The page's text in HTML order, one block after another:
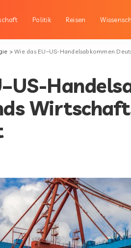
Politik Reisen
>Wie das EU–US-Handelsabkommen